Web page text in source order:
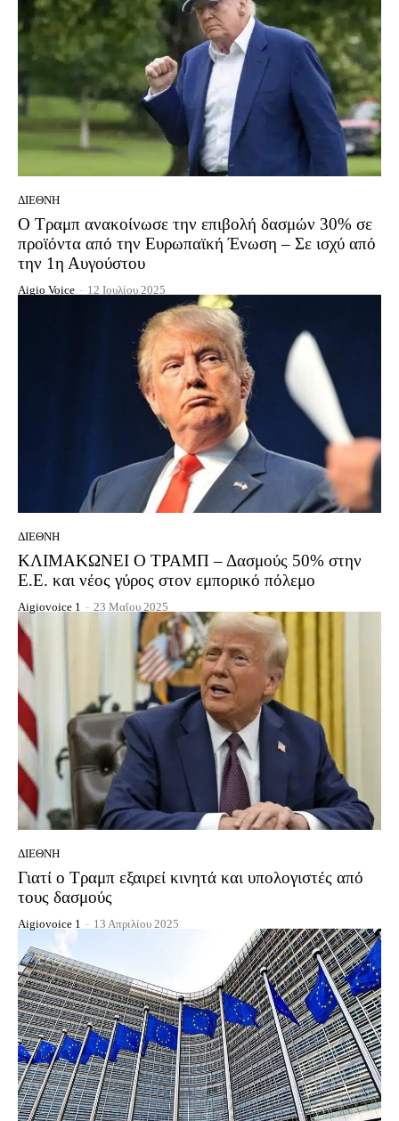
ΔΙΕΘΝΉ
Ο Τραμπ ανακοίνωσε την επιβολή δασμών 30% σε
προϊόντα από την Ευρωπαϊκή Ένωση – Σε ισχύ από
την 1η Αυγούστου
Aigio Voice - 12 Ιουλίου 2025
ΔΙΕΘΝΉ
ΚΛΙΜΑΚΩΝΕΙ Ο ΤΡΑΜΠ – Δασμούς 50% στην
Ε.Ε. και νέος γύρος στον εμπορικό πόλεμο
Aigiovoice 1 - 23 Μαΐου 2025
ΔΙΕΘΝΉ
Γιατί ο Τραμπ εξαιρεί κινητά και υπολογιστές από
τους δασμούς
Aigiovoice 1 - 13 Απριλίου 2025